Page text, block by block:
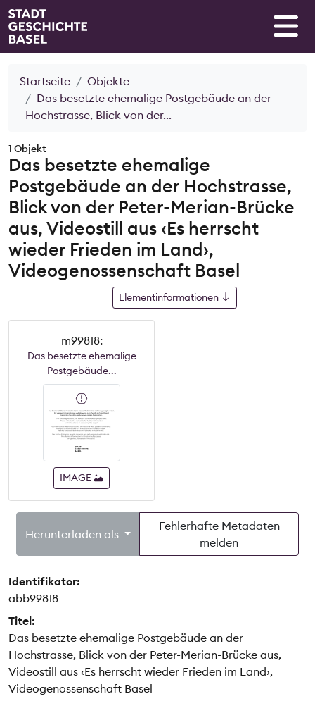
Startseite
Objekte
Das besetzte ehemalige Postgebäude an der
Hochstrasse, Blick von der...
1 Objekt
Das besetzte ehemalige
Postgebäude an der Hochstrasse,
Blick von der Peter-Merian-Brücke
aus, Videostill aus ‹Es herrscht
wieder Frieden im Land›,
Videogenossenschaft Basel
Elementinformationen
m99818:
Das besetzte ehemalige
Postgebäude...
IMAGE
Herunterladen als
Fehlerhafte Metadaten
melden
Identifikator:
abb99818
Titel:
Das besetzte ehemalige Postgebäude an der
Hochstrasse, Blick von der Peter-Merian-Brücke aus,
Videostill aus ‹Es herrscht wieder Frieden im Land›,
Videogenossenschaft Basel